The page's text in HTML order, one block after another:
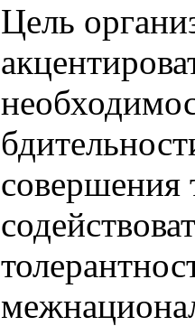
Цель
совершения